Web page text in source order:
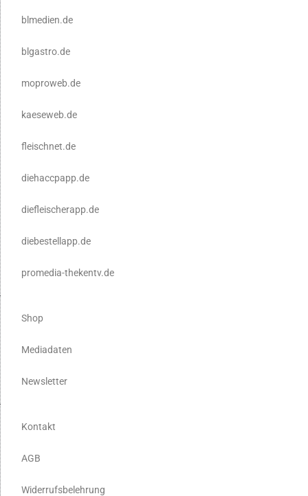
blmedien.de
blgastro.de
moproweb.de
kaeseweb.de
fleischnet.de
diehaccpapp.de
diefleischerapp.de
diebestellapp.de
promedia-thekentv.de
Shop
Mediadaten
Newsletter
Kontakt
AGB
Widerrufsbelehrung